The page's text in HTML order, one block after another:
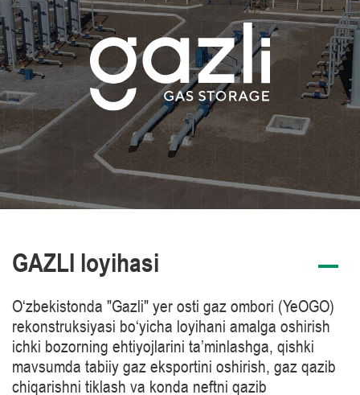
GAZLI loyihasi
O‘zbekistonda "Gazli" yer osti gaz ombori (YeOGO)
rekonstruksiyasi bo‘yicha loyihani amalga oshirish
ichki bozorning ehtiyojlarini ta’minlashga, qishki
mavsumda tabiiy gaz eksportini oshirish, gaz qazib
chiqarishni tiklash va konda neftni qazib